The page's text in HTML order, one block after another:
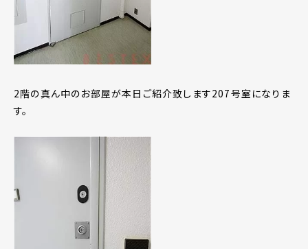
2階の真ん中のお部屋が本日ご紹介致します207号室になりま
す。